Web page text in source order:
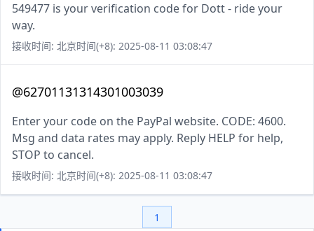
549477 is your verification code for Dott - ride your
way.
接收时间: 北京时间(+8): 2025-08-11 03:08:47
@62701131314301003039
Enter your code on the PayPal website. CODE: 4600.
Msg and data rates may apply. Reply HELP for help,
STOP to cancel.
接收时间: 北京时间(+8): 2025-08-11 03:08:47
1